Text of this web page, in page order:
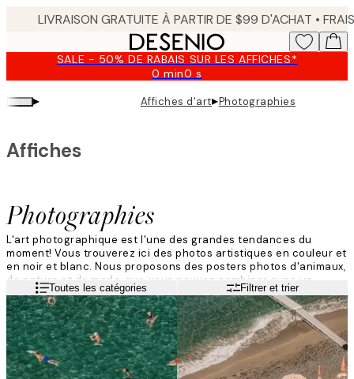
SALE - 50% DE RABAIS SUR LES AFFICHES*
0 min0 s
Valable
jusqu'au
:
▸ Affiches d'art▸Photographies
Photographies
Affiches
L'art photographique est l'une des grandes tendances du
moment!Vous trouverez ici des photos artistiques en couleur et
en noir et blanc.Nous proposons des posters photos d'animaux,
de nature et de mode, que vous pouvez combiner avec un
tableau à citation, par exemple.
Lire la suiteToutes les catégories Filtrer et trier